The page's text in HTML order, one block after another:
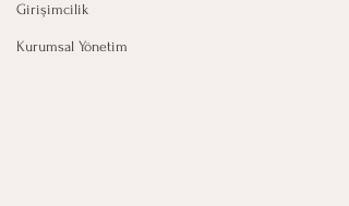
Girişimcilik
Kurumsal Yönetim